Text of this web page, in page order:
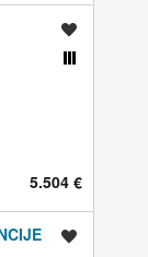
5.504 €